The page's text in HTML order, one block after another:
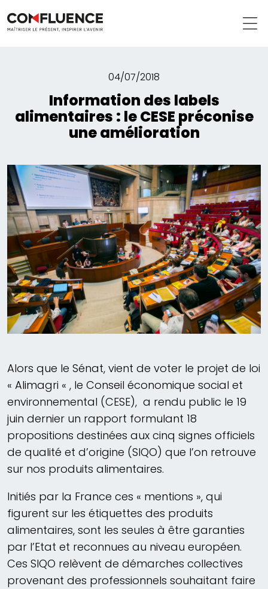
04/07/2018
Information des labels
alimentaires : le CESE préconise
une amélioration
Alors que le Sénat, vient de voter le projet de loi
« Alimagri « , le Conseil économique social et
environnemental (CESE), a rendu public le 19
juin dernier un rapport formulant 18
propositions destinées aux cinq signes officiels
de qualité et d’origine (SIQO) que l’on retrouve
sur nos produits alimentaires.
Initiés par la France ces « mentions », qui
figurent sur les étiquettes des produits
alimentaires, sont les seules à être garanties
par l’Etat et reconnues au niveau européen.
Ces SIQO relèvent de démarches collectives
provenant des professionnels souhaitant faire